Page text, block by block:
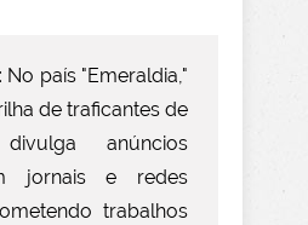
No país "Emeraldia,"
de traficantes de
anúncios
jornais e redes
trabalhos